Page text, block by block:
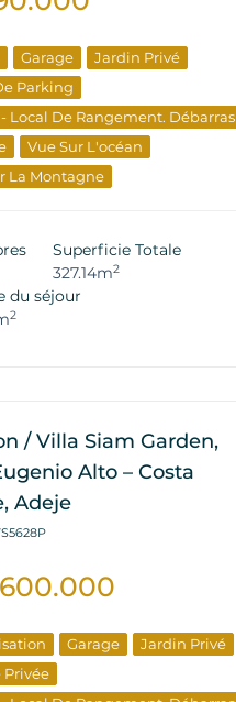
Garage
Jardin Privé
Parking
Local De Rangement. Débarras
Vue Sur L'océan
La Montagne
Superficie Totale
327.14m2
du séjour
2
/ Villa Siam Garden,
Alto – Costa
Adeje
Garage
Jardin Privé
Privée